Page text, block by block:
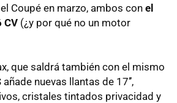
Coupé en marzo, ambos conel
CV (¿y por qué no un motor
que saldrá también con el mismo
nuevas llantas de 17’’,
cristales tintados privacidad y